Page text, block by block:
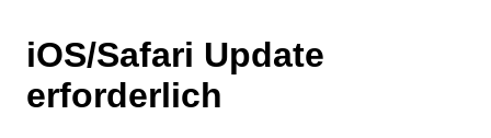
iOS/Safari Update
erforderlich